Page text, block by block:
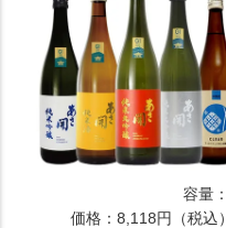
容量
価格：8,118円（税込